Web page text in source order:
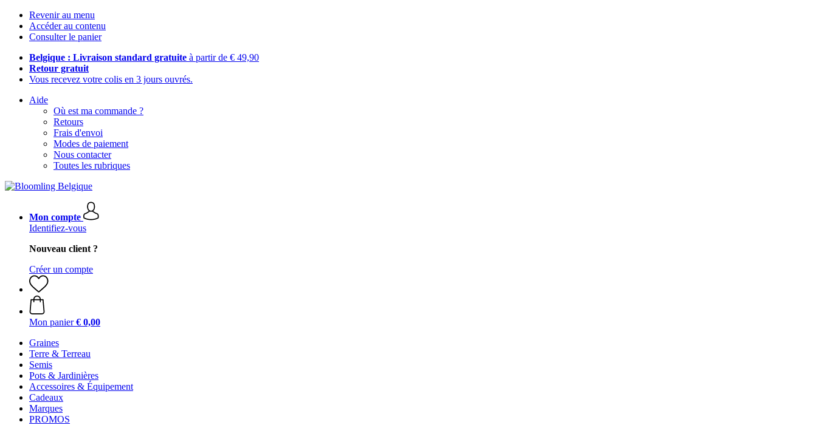
Revenir au menu
Accéder au contenu
Consulter le panier
Belgique : Livraison standard gratuite à partir de € 49,90
Retour gratuit
Vous recevez votre colis en 3 jours ouvrés.
Aide
Où est ma commande ?
Retours
Frais d'envoi
Modes de paiement
Nous contacter
Toutes les rubriques
Mon compte
Identifiez-vous
Nouveau client ?
Créer un compte
Mon panier € 0,00
Graines
Terre & Terreau
Semis
Pots & Jardinières
Accessoires & Équipement
Cadeaux
Marques
PROMOS